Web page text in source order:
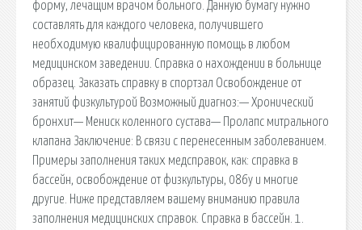
форму, лечащим врачом больного. Данную бумагу нужно
составлять для каждого человека, получившего
необходимую квалифицированную помощь в любом
медицинском заведении. Справка о нахождении в больнице
образец. Заказать справку в спортзал Освобождение от
занятий физкультурой Возможный диагноз:— Хронический
бронхит— Мениск коленного сустава— Пролапс митрального
клапана Заключение: В связи с перенесенным заболеванием.
Примеры заполнения таких медсправок, как: справка в
бассейн, освобождение от физкультуры, 086у и многие
другие. Ниже представляем вашему вниманию правила
заполнения медицинских справок. Справка в бассейн. 1.